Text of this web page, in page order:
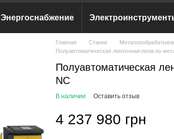
Энергоснабжение
Главная Станки
Полуавтоматическая ленточная пила по
Полуавтоматическая
NC
В наличии Оставить отзыв
4 237 980 грн